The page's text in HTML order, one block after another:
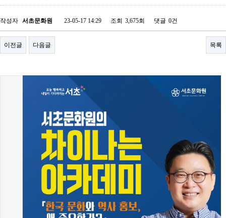
작성자 서초문화원 23-05-17 14:29 조회 3,675회 댓글 0건
이전글 다음글 목록